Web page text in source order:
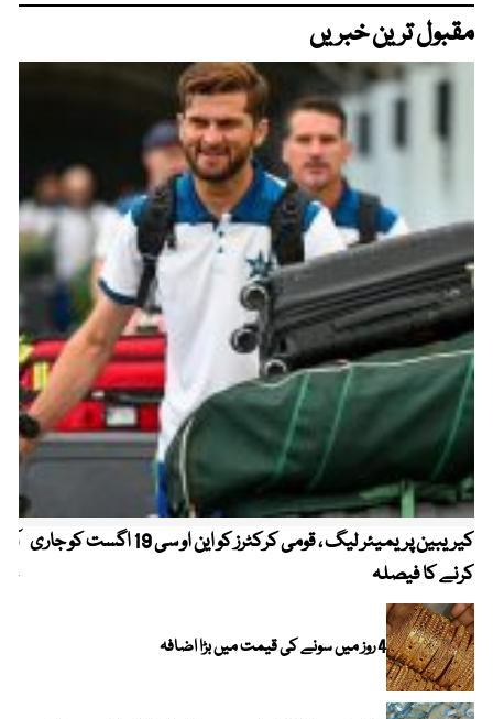
مقبول ترین خبریں
کیریبین پریمیئر لیگ ، قومی کرکٹرز کو این او سی 19 اگست کو جاری
کرنے کا فیصلہ
4 روز میں سونے کی قیمت میں بڑا اضافہ